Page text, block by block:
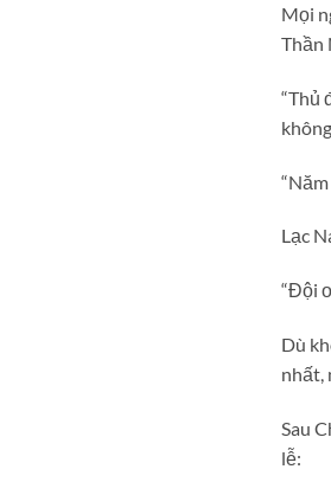
Mọi
Thần
“Thủ
Lạc
“Đội
Dù
nhất,
Sau
lễ: